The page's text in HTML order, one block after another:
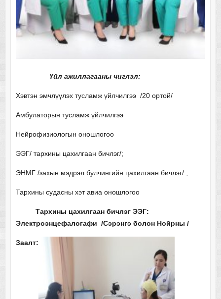
Үйл ажиллагааны чиглэл:
Хэвтэн эмчлүүлэх тусламж үйлчилгээ /20 ортой/
Амбулаторын тусламж үйлчилгээ
Нейрофизиологын оношлогоо
ЭЭГ/ тархины цахилгаан бичлэг/;
ЭНМГ /захын мэдрэл булчингийн цахилгаан бичлэг/ ,
Тархины судасны хэт авиа оношлогоо
Тархины цахилгаан бичлэг ЭЭГ:
Электроэнцефалогафи /Сэрэнгэ болон Нойрны /
Заалт: